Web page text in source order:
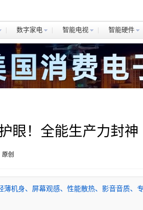
数字家电 智能电视 智能硬件
眼！全能生产力封神
原创
薄机身、屏幕观感、性能散热、影音音质、